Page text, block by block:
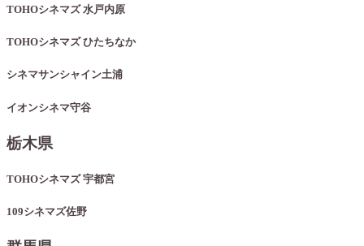
TOHOシネマズ 水戸内原
TOHOシネマズ ひたちなか
シネマサンシャイン土浦
イオンシネマ守谷
栃木県
TOHOシネマズ 宇都宮
109シネマズ佐野